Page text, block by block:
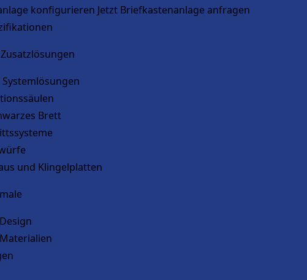
konfigurieren Jetzt Briefkastenanlage anfragen
Systemlösungen
Brett
und Klingelplatten